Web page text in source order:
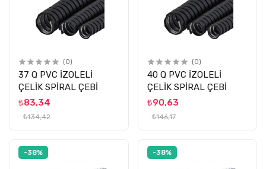
(0)
37 Q PVC İZOLELİ
ÇELİK SPİRAL ÇEBİ
₺83,34
₺134,42
(0)
40 Q PVC İZOLELİ
ÇELİK SPİRAL ÇEBİ
₺90,63
₺146,17
-38% -38%